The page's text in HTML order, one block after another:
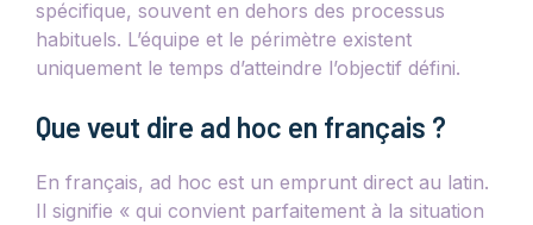
spécifique, souvent en dehors des processus
habituels. L’équipe et le périmètre existent
uniquement le temps d’atteindre l’objectif défini.
Que veut dire ad hoc en français ?
En français, ad hoc est un emprunt direct au latin.
Il signifie « qui convient parfaitement à la situation